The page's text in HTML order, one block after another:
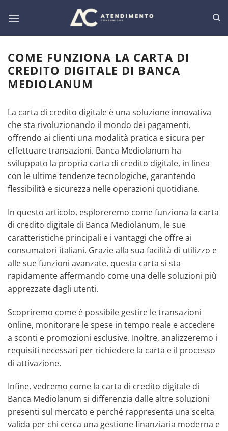
COME FUNZIONA LA CARTA DI
CREDITO DIGITALE DI BANCA
MEDIOLANUM
La carta di credito digitale è una soluzione innovativa
che sta rivoluzionando il mondo dei pagamenti,
offrendo ai clienti una modalità pratica e sicura per
effettuare transazioni. Banca Mediolanum ha
sviluppato la propria carta di credito digitale, in linea
con le ultime tendenze tecnologiche, garantendo
flessibilità e sicurezza nelle operazioni quotidiane.
In questo articolo, esploreremo come funziona la carta
di credito digitale di Banca Mediolanum, le sue
caratteristiche principali e i vantaggi che offre ai
consumatori italiani. Grazie alla sua facilità di utilizzo e
alle sue funzioni avanzate, questa carta si sta
rapidamente affermando come una delle soluzioni più
apprezzate dagli utenti.
Scopriremo come è possibile gestire le transazioni
online, monitorare le spese in tempo reale e accedere
a sconti e promozioni esclusive. Inoltre, analizzeremo i
requisiti necessari per richiedere la carta e il processo
di attivazione.
Infine, vedremo come la carta di credito digitale di
Banca Mediolanum si differenzia dalle altre soluzioni
presenti sul mercato e perché rappresenta una scelta
valida per chi cerca una gestione finanziaria moderna e